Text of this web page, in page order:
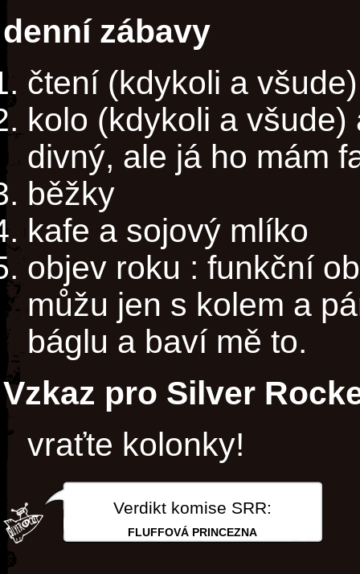
denní zábavy
čtení (kdykoli a všude)
kolo (kdykoli a
divný, ale já ho mám
běžky
kafe a sojový mlíko
objev roku : funkční
můžu jen s kolem a
báglu a baví mě to.
Vzkaz pro Silver
vraťte kolonky!
Verdikt komise SRR:
FLUFFOVÁ PRINCEZNA